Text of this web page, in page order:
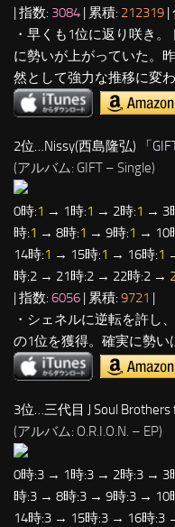
| 指数: 3084 | 累積: 212319 |
・早くも1位に返り咲き
に勢いが上がっていた。
然として強力な推移に変わ
2位…Nissy(西島隆弘) 「
(アルバム: GIFT – Single)
0時:1 → 1時:1 → 2時:1 → 3
時:1 → 8時:1 → 9時:1 → 10
14時:1 → 15時:1 → 16時:1
時:2 → 21時:2 → 22時:2 →
| 指数: 6056 | 累積: 9721 |
・シェネルに逆転を許し
の1位を獲得。確実に勢い
3位…三代目 J Soul Brothers
(アルバム: O.R.I.O.N. – EP)
0時:3 → 1時:3 → 2時:3 →
時:3 → 8時:3 → 9時:3 → 10
14時:3 → 15時:3 → 16時